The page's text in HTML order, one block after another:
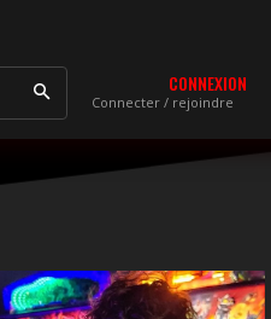
CONNEXION
Connecter / rejoindre